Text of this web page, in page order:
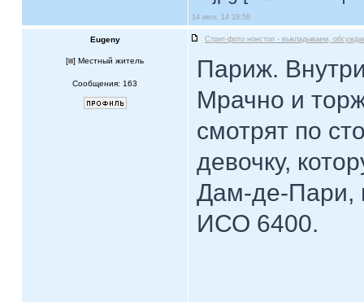
14 июл, 14 19:58
Eugeny Стрит-фото нонстоп - выкладываем,
[ ] Местный житель
Сообщения: 163
Париж.
Мрачно и
смотрят по
девочку,
Дам-де-Пари,
ИСО 6400.